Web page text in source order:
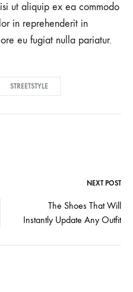
ut aliquip ex ea commodo
in reprehenderit in
eu fugiat nulla pariatur.
STREETSTYLE
NEXT POST
The Shoes That Will
Instantly Update Any Outfit